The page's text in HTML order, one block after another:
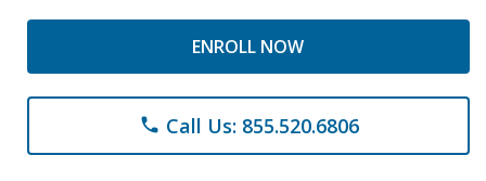
ENROLL NOW
phone Call Us: 855.520.6806